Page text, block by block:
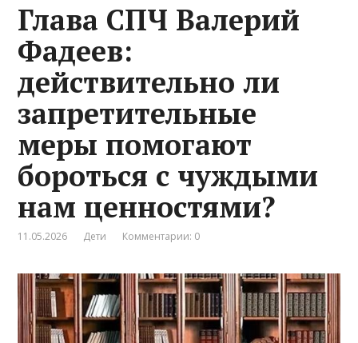
Глава СПЧ Валерий
Фадеев:
действительно ли
запретительные
меры помогают
бороться с чуждыми
нам ценностями?
11.05.2026 Дети Комментарии: 0